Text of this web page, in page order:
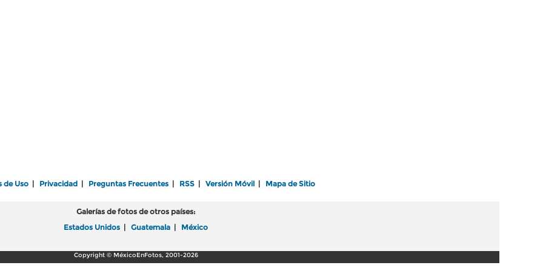
de Uso Privacidad Preguntas Frecuentes RSS Versión Móvil Mapa de Sitio
Galerías de fotos de otros países:
Estados Unidos
Guatemala México
Copyright © MéxicoEnFotos, 2001-2026